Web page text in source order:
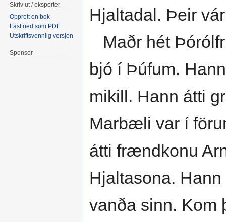
Hjaltadal. Þeir
Maðr hét
bjó í Þúfum.
mikill. Hann átti
Marbæli var í
átti frændkonu
Hjaltasona.
vanða sinn. Kom
Skriv ut / eksporter
Opprett en bok
Last ned som PDF
Utskriftsvennlig versjon
Sponsor